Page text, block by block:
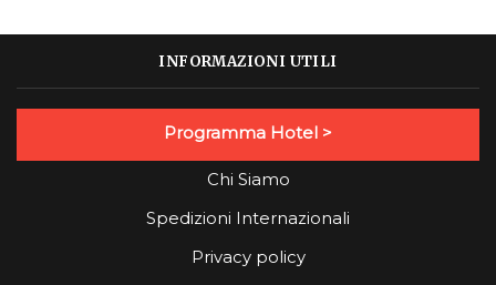
INFORMAZIONI UTILI
Programma Hotel >
Chi Siamo
Spedizioni Internazionali
Privacy policy